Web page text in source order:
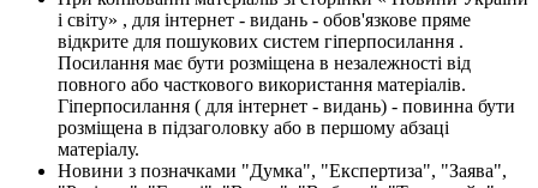
і світу» , для інтернет - видань - обов'язкове пряме
відкрите для пошукових систем гіперпосилання .
Посилання має бути розміщена в незалежності від
повного або часткового використання матеріалів.
Гіперпосилання ( для інтернет - видань) - повинна бути
розміщена в підзаголовку або в першому абзаці
матеріалу.
Новини з позначками "Думка", "Експертиза", "Заява",